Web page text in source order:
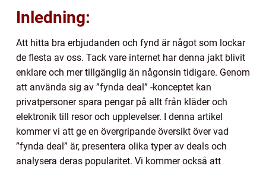
Inledning:
Att hitta bra erbjudanden och fynd är något som lockar
de flesta av oss. Tack vare internet har denna jakt blivit
enklare och mer tillgänglig än någonsin tidigare. Genom
att använda sig av ”fynda deal” -konceptet kan
privatpersoner spara pengar på allt från kläder och
elektronik till resor och upplevelser. I denna artikel
kommer vi att ge en övergripande översikt över vad
”fynda deal” är, presentera olika typer av deals och
analysera deras popularitet. Vi kommer också att